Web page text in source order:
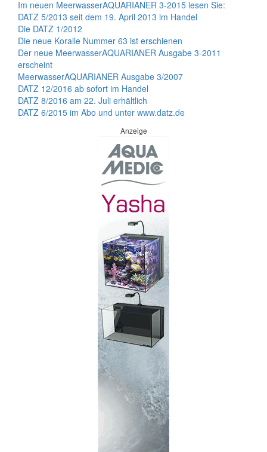
Im neuen MeerwasserAQUARIANER 3-2015 lesen Sie:
DATZ 5/2013 seit dem 19. April 2013 im Handel
Die DATZ 1/2012
Die neue Koralle Nummer 63 ist erschienen
Der neue MeerwasserAQUARIANER Ausgabe 3-2011
erscheint
MeerwasserAQUARIANER Ausgabe 3/2007
DATZ 12/2016 ab sofort im Handel
DATZ 8/2016 am 22. Juli erhältlich
DATZ 6/2015 im Abo und unter www.datz.de
Anzeige